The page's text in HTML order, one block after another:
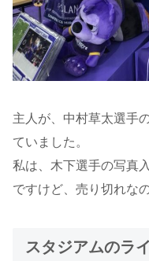
主人が、中村草太選手
ていました。
私は、木下選手の写真
ですけど、売り切れな
スタジアムのラ